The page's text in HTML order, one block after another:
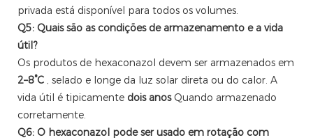
privada está disponível para todos os volumes.
Q5: Quais são as condições de armazenamento e a vida
útil?
Os produtos de hexaconazol devem ser armazenados em
2–8°C , selado e longe da luz solar direta ou do calor. A
vida útil é tipicamente dois anosQuando armazenado
corretamente.
Q6: O hexaconazol pode ser usado em rotação com